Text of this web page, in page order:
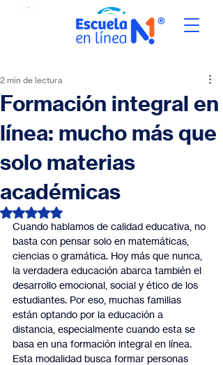
Formación integral en
línea: mucho más que
solo materias
académicas
2 min de lectura
Obtuvo NaN de 5 estrellas.
Cuando hablamos de calidad educativa, no
basta con pensar solo en matemáticas,
ciencias o gramática. Hoy más que nunca,
la verdadera educación abarca también el
desarrollo emocional, social y ético de los
estudiantes. Por eso, muchas familias
están optando por la educación a
distancia, especialmente cuando esta se
basa en una formación integral en línea.
Esta modalidad busca formar personas